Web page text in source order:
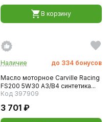
В корзину
Наличие до 334 бонусов
Масло моторное Carville Racing
FS200 5W30 A3/B4 синтетика...
Код 397909
3 701 ₽